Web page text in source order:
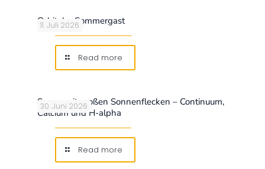
11. Juli 2026
Orbitaler Sommergast
Read more
30. Juni 2026
Sonne mit großen Sonnenflecken – Continuum,
Calcium und H-alpha
Read more